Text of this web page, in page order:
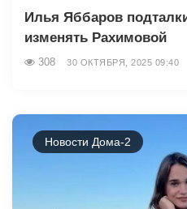
Илья Яббаров
изменять Рахимовой
308 30 ОКТЯБРЯ, 2025 09:40
Новости Дома-2